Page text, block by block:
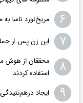
۶ مریخ‌نورد ناسا
۷ این زن پس از
۸
محققان از هوش
استفاده کردند
۹ ایجاد